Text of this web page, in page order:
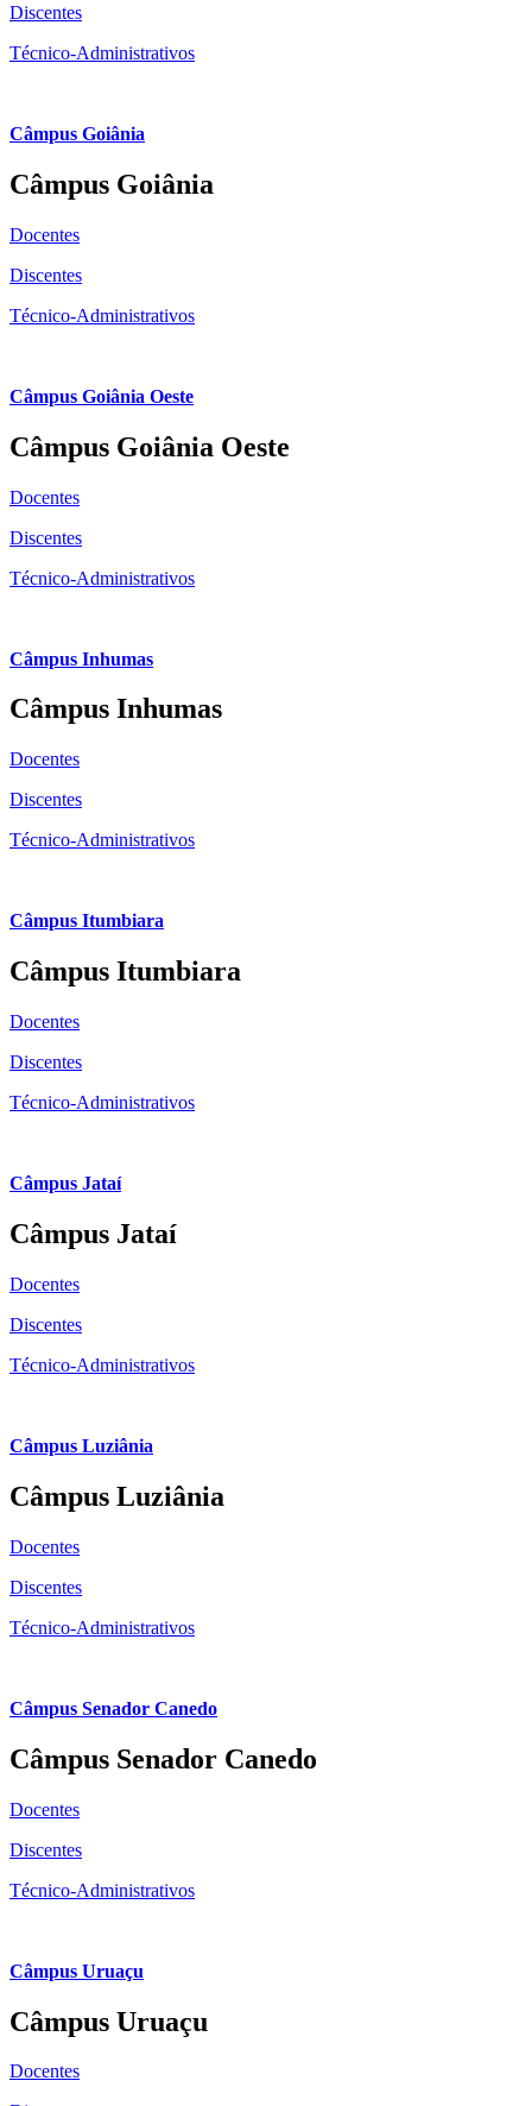
Discentes
Técnico-Administrativos
Câmpus Goiânia
Câmpus Goiânia
Docentes
Discentes
Técnico-Administrativos
Câmpus Goiânia Oeste
Câmpus Goiânia Oeste
Docentes
Discentes
Técnico-Administrativos
Câmpus Inhumas
Câmpus Inhumas
Docentes
Discentes
Técnico-Administrativos
Câmpus Itumbiara
Câmpus Itumbiara
Docentes
Discentes
Técnico-Administrativos
Câmpus Jataí
Câmpus Jataí
Docentes
Discentes
Técnico-Administrativos
Câmpus Luziânia
Câmpus Luziânia
Docentes
Discentes
Técnico-Administrativos
Câmpus Senador Canedo
Câmpus Senador Canedo
Docentes
Discentes
Técnico-Administrativos
Câmpus Uruaçu
Câmpus Uruaçu
Docentes